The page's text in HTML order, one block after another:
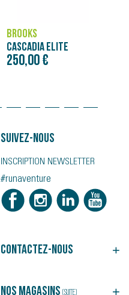
BROOKS
CASCADIA ELITE
250,00 €
Contactez-nous
SUIVRE VOTRE COMMANDE
Suivez-nous
INSCRIPTION NEWSLETTER
#runaventure
Nos magasins (suite)